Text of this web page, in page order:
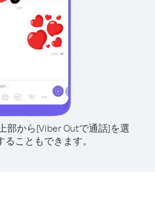
部から[Viber Outで通話]を選
こともできます。